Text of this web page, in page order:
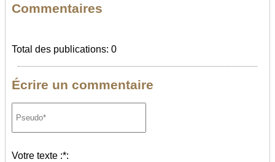
Commentaires
Total des publications: 0
Écrire un commentaire
Votre texte :*: